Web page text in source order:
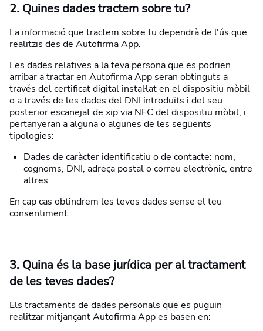
2. Quines dades tractem sobre tu?
La informació que tractem sobre tu dependrà de l'ús que
realitzis des de Autofirma App.
Les dades relatives a la teva persona que es podrien
arribar a tractar en Autofirma App seran obtinguts a
través del certificat digital instal·lat en el dispositiu mòbil
o a través de les dades del DNI introduïts i del seu
posterior escanejat de xip via NFC del dispositiu mòbil, i
pertanyeran a alguna o algunes de les següents
tipologies:
Dades de caràcter identificatiu o de contacte: nom,
cognoms, DNI, adreça postal o correu electrònic, entre
altres.
En cap cas obtindrem les teves dades sense el teu
consentiment.
3. Quina és la base jurídica per al tractament
de les teves dades?
Els tractaments de dades personals que es puguin
realitzar mitjançant Autofirma App es basen en: